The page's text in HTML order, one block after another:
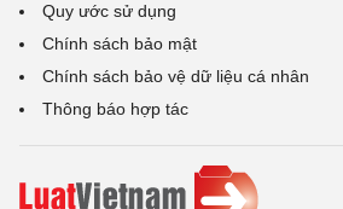
Quy ước sử dụng
Chính sách bảo mật
Chính sách bảo vệ dữ liệu cá nhân
Thông báo hợp tác